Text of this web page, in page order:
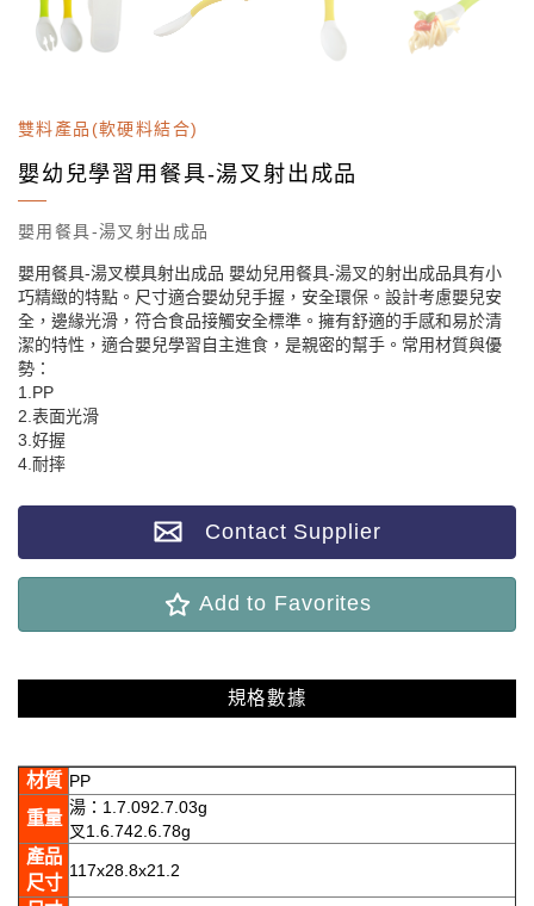
雙料產品(軟硬料結合)
嬰幼兒學習用餐具-湯叉射出成品
嬰用餐具-湯叉射出成品
嬰用餐具-湯叉模具射出成品 嬰幼兒用餐具-湯叉的射出成品具有小
巧精緻的特點。尺寸適合嬰幼兒手握，安全環保。設計考慮嬰兒安
全，邊緣光滑，符合食品接觸安全標準。擁有舒適的手感和易於清
潔的特性，適合嬰兒學習自主進食，是親密的幫手。常用材質與優
勢：
1.PP
2.表面光滑
3.好握
4.耐摔
Contact Supplier
Add to Favorites
規格數據
材質 PP
重量
湯：1.7.092.7.03g
叉1.6.742.6.78g
產品
尺寸
117x28.8x21.2